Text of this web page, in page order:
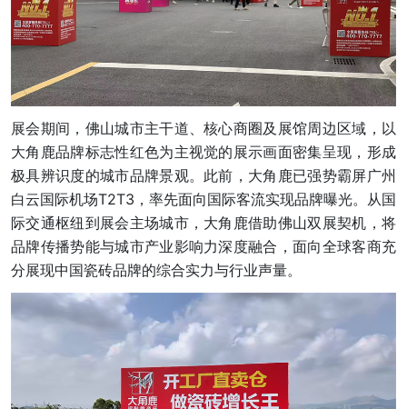
展会期间，佛山城市主干道、核心商圈及展馆周边区域，以
大角鹿品牌标志性红色为主视觉的展示画面密集呈现，形成
极具辨识度的城市品牌景观。此前，大角鹿已强势霸屏广州
白云国际机场T2T3，率先面向国际客流实现品牌曝光。从国
际交通枢纽到展会主场城市，大角鹿借助佛山双展契机，将
品牌传播势能与城市产业影响力深度融合，面向全球客商充
分展现中国瓷砖品牌的综合实力与行业声量。